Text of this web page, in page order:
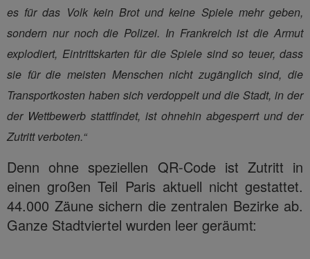
es für das Volk kein Brot und keine Spiele mehr geben,
sondern nur noch die Polizei. In Frankreich ist die Armut
explodiert, Eintrittskarten für die Spiele sind so teuer, dass
sie für die meisten Menschen nicht zugänglich sind, die
Transportkosten haben sich verdoppelt und die Stadt, in der
der Wettbewerb stattfindet, ist ohnehin abgesperrt und der
Zutritt verboten.“
Denn ohne speziellen QR-Code ist Zutritt in
einen großen Teil Paris aktuell nicht gestattet.
44.000 Zäune sichern die zentralen Bezirke ab.
Ganze Stadtviertel wurden leer geräumt: